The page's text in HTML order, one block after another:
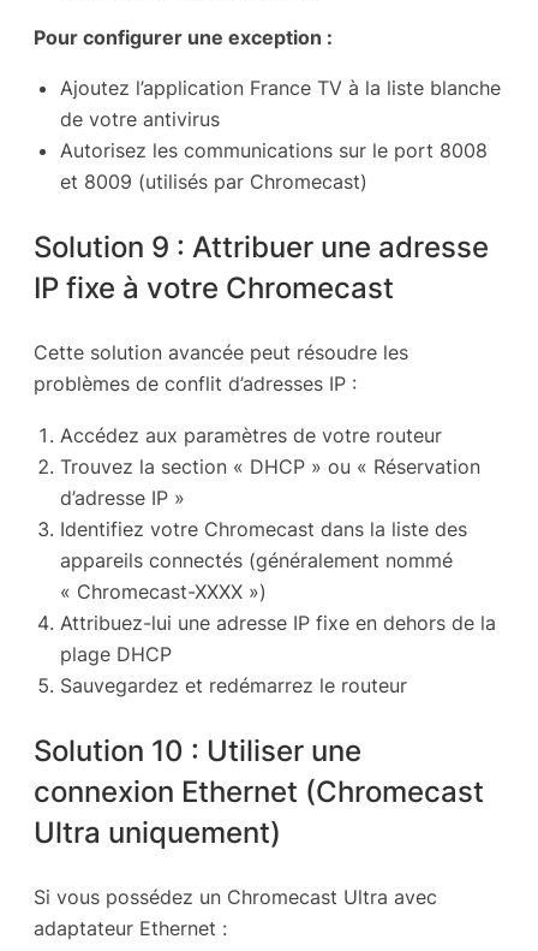
Pour configurer une exception :
Ajoutez l’application France TV à la liste blanche
de votre antivirus
Autorisez les communications sur le port 8008
et 8009 (utilisés par Chromecast)
Solution 9 : Attribuer une adresse
IP fixe à votre Chromecast
Cette solution avancée peut résoudre les
problèmes de conflit d’adresses IP :
Accédez aux paramètres de votre routeur
Trouvez la section « DHCP » ou « Réservation
d’adresse IP »
Identifiez votre Chromecast dans la liste des
appareils connectés (généralement nommé
« Chromecast-XXXX »)
Attribuez-lui une adresse IP fixe en dehors de la
plage DHCP
Sauvegardez et redémarrez le routeur
Solution 10 : Utiliser une
connexion Ethernet (Chromecast
Ultra uniquement)
Si vous possédez un Chromecast Ultra avec
adaptateur Ethernet :